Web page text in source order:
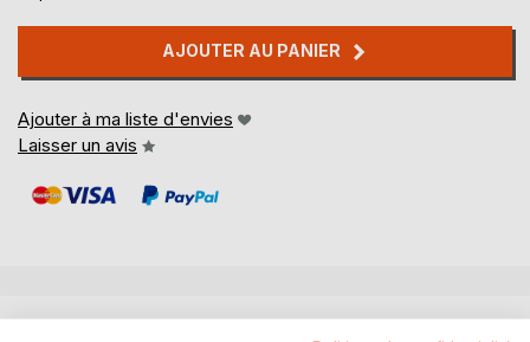
AJOUTER AU PANIER
Ajouter à ma liste d'envies
Laisser un avis
DESCRIPTION